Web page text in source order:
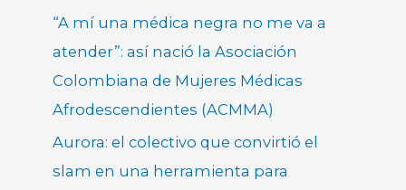
“A mí una médica negra no me va a
atender”: así nació la Asociación
Colombiana de Mujeres Médicas
Afrodescendientes (ACMMA)
Aurora: el colectivo que convirtió el
slam en una herramienta para